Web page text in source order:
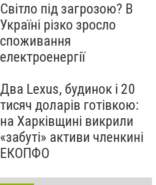
Світло під загрозою? В
Україні різко зросло
споживання
електроенергії
Два Lexus, будинок і 20
тисяч доларів готівкою:
на Харківщині викрили
«забуті» активи членкині
ЕКОПФО